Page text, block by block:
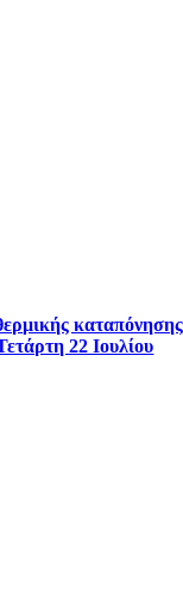
καταπόνησης
22 Ιουλίου